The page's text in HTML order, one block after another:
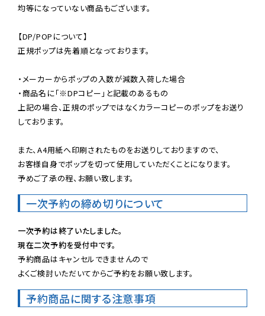
均等になっていない商品もございます。
【DP/POPについて】
正規ポップは先着順となっております。
・メーカーからポップの入数が減数入荷した場合
・商品名に「※DPコピー」と記載のあるもの
上記の場合、正規のポップではなくカラーコピーのポップをお送り
しております。
また、A4用紙へ印刷されたものをお送りしておりますので、
お客様自身でポップを切って使用していただくことになります。
予めご了承の程、お願い致します。
一次予約の締め切りについて
一次予約は終了いたしました。
現在二次予約を受付中です。
予約商品はキャンセルできませんので
よくご検討いただいてからご予約をお願い致します。
予約商品に関する注意事項